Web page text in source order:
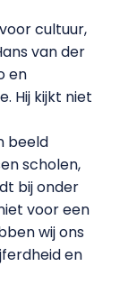
cultuur,
van der
en
Hij kijkt niet
beeld
scholen,
bij onder
voor een
wij ons
en